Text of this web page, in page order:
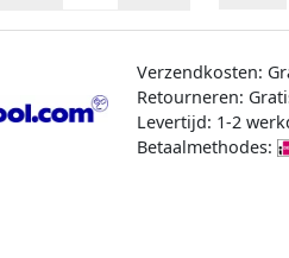
Verzendkosten:
Retourneren:
Levertijd: 1-2
Betaalmethodes: